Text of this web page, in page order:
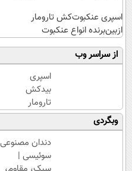
اسپری عنکبوت‌‌کش تارومار
ازبین‌برنده انواع عنکبوت
از سراسر وب
اسپری
بیدکش
تارومار
با
اثرفوری
،
محافظ
لباس
وبگردی
دندان مصنوعی
سوئیسی |